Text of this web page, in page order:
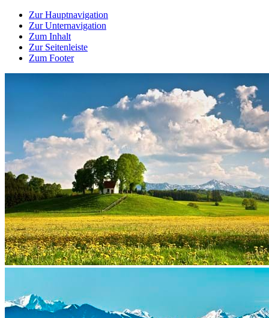
Zur Hauptnavigation
Zur Unternavigation
Zum Inhalt
Zur Seitenleiste
Zum Footer